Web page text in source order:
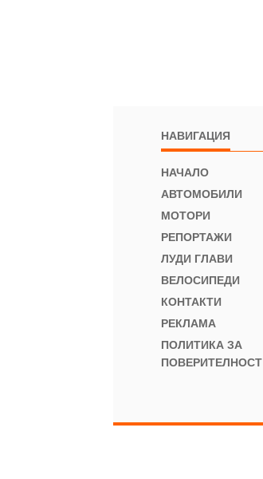
НАВИГАЦИЯ
НАЧАЛО
АВТОМОБИЛИ
МОТОРИ
РЕПОРТАЖИ
ЛУДИ ГЛАВИ
ВЕЛОСИПЕДИ
КОНТАКТИ
РЕКЛАМА
ПОЛИТИКА ЗА
ПОВЕРИТЕЛНОСТ